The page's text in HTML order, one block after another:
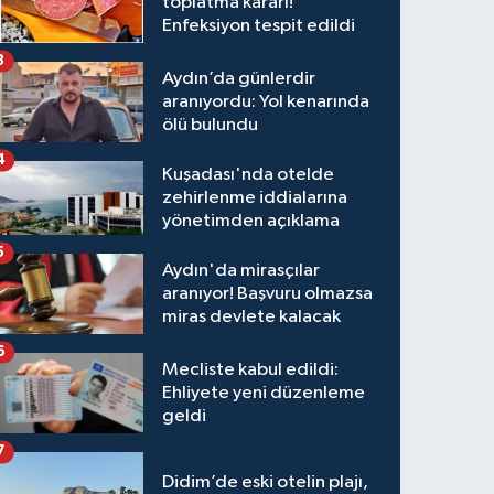
Enfeksiyon tespit edildi
Aydın’da günlerdir
aranıyordu: Yol kenarında
ölü bulundu
Kuşadası'nda otelde
zehirlenme iddialarına
yönetimden açıklama
Aydın'da mirasçılar
aranıyor! Başvuru olmazsa
miras devlete kalacak
Mecliste kabul edildi:
Ehliyete yeni düzenleme
geldi
Didim’de eski otelin plajı,